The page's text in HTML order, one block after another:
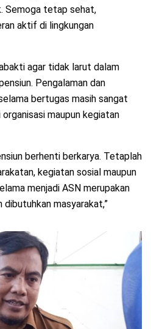
Semoga tetap sehat,
aktif di lingkungan
agar tidak larut dalam
Pengalaman dan
bertugas masih sangat
maupun kegiatan
berhenti berkarya. Tetaplah
kegiatan sosial maupun
menjadi ASN merupakan
dibutuhkan masyarakat,”